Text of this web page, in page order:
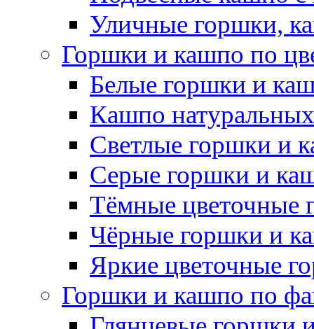
Уличные горшки,
Горшки и кашпо по
Белые горшки и
Кашпо
Светлые горшки и
Серые горшки и
Тёмные цветочные
Чёрные горшки и
Яркие цветочные
Горшки и кашпо по